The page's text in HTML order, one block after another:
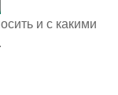
и с какими